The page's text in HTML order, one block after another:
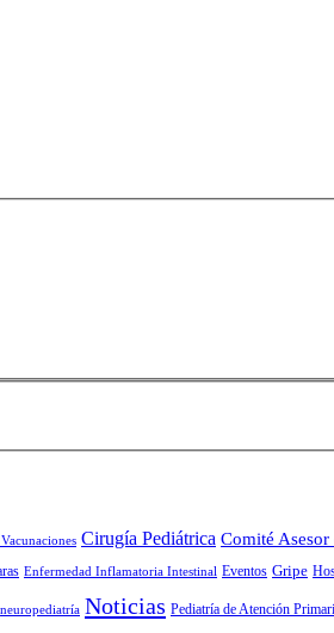
Cirugía Pediátrica Comité Asesor
Enfermedad Inflamatoria Intestinal Eventos Gripe
neuropediatría Noticias Pediatría de Atención